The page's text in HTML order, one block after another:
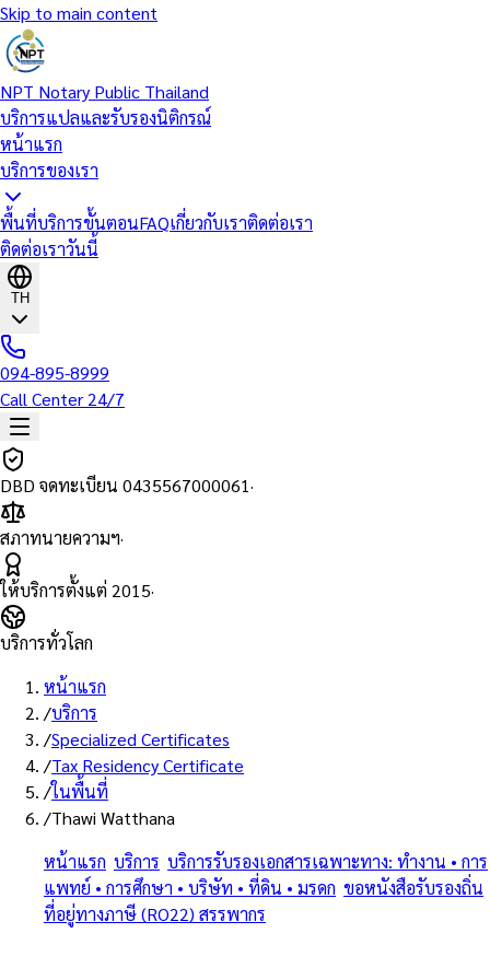
Skip to main content
NPT Notary Public Thailand
บริการแปลและรับรองนิติกรณ์
หน้าแรก
บริการของเรา
พื้นที่บริการขั้นตอนFAQเกี่ยวกับเราติดต่อเรา
ติดต่อเราวันนี้
TH
094-895-8999
Call Center 24/7
DBD จดทะเบียน 0435567000061·
สภาทนายความฯ·
ให้บริการตั้งแต่ 2015·
บริการทั่วโลก
หน้าแรก
/บริการ
/Specialized Certificates
/Tax Residency Certificate
/ในพื้นที่
/Thawi Watthana
หน้าแรก บริการ บริการรับรองเอกสารเฉพาะทาง: ทำงาน • การ
แพทย์ • การศึกษา • บริษัท • ที่ดิน • มรดก ขอหนังสือรับรองถิ่น
ที่อยู่ทางภาษี (RO22) สรรพากร